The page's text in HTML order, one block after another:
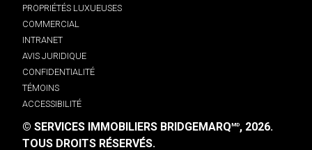
PROPRIÉTÉS LUXUEUSES
COMMERCIAL
INTRANET
AVIS JURIDIQUE
CONFIDENTIALITÉ
TÉMOINS
ACCESSIBILITÉ
© SERVICES IMMOBILIERS BRIDGEMARQMD, 2026.
TOUS DROITS RÉSERVÉS.